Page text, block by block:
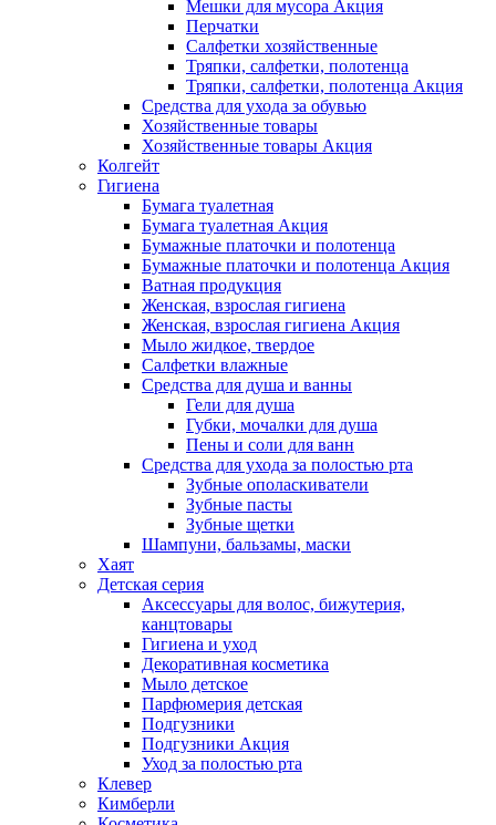
Мешки для мусора Акция
Перчатки
Салфетки хозяйственные
Тряпки, салфетки, полотенца
Тряпки, салфетки, полотенца Акция
Средства для ухода за обувью
Хозяйственные товары
Хозяйственные товары Акция
Колгейт
Гигиена
Бумага туалетная
Бумага туалетная Акция
Бумажные платочки и полотенца
Бумажные платочки и полотенца Акция
Ватная продукция
Женская, взрослая гигиена
Женская, взрослая гигиена Акция
Мыло жидкое, твердое
Салфетки влажные
Средства для душа и ванны
Гели для душа
Губки, мочалки для душа
Пены и соли для ванн
Средства для ухода за полостью рта
Зубные ополаскиватели
Зубные пасты
Зубные щетки
Шампуни, бальзамы, маски
Хаят
Детская серия
Аксессуары для волос, бижутерия,
канцтовары
Гигиена и уход
Декоративная косметика
Мыло детское
Парфюмерия детская
Подгузники
Подгузники Акция
Уход за полостью рта
Клевер
Кимберли